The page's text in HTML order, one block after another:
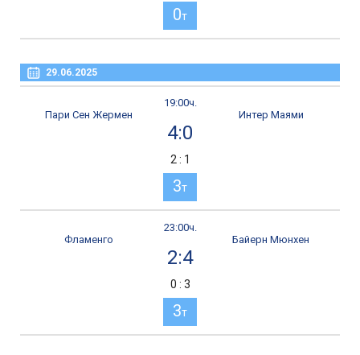
0т
29.06.2025
19:00ч.
Пари Сен Жермен
4:0
Интер Маями
2 : 1
3т
23:00ч.
Фламенго
2:4
Байерн Мюнхен
0 : 3
3т